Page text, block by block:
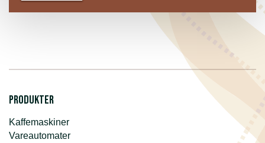
Produkter
Kaffemaskiner
Vareautomater